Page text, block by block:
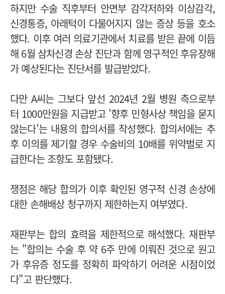
하지만 수술 직후부터 안면부 감각저하와 이상감각,
신경통증, 아래턱이 다물어지지 않는 증상 등을 호소
했다. 이후 여러 의료기관에서 치료를 받은 끝에 이듬
해 6월 삼차신경 손상 진단과 함께 영구적인 후유장해
가 예상된다는 진단서를 발급받았다.
다만 A씨는 그보다 앞선 2024년 2월 병원 측으로부
터 1000만원을 지급받고 '향후 민형사상 책임을 묻지
않는다'는 내용의 합의서를 작성했다. 합의서에는 추
후 이의를 제기할 경우 수술비의 10배를 위약벌로 지
급한다는 조항도 포함됐다.
쟁점은 해당 합의가 이후 확인된 영구적 신경 손상에
대한 손해배상 청구까지 제한하는지 여부였다.
재판부는 합의 효력을 제한적으로 해석했다. 재판부
는 "합의는 수술 후 약 6주 만에 이뤄진 것으로 원고
가 후유증 정도를 정확히 파악하기 어려운 시점이었
다"고 판단했다.